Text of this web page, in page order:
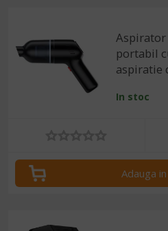
portabil
aspiratie
In stoc
Adauga